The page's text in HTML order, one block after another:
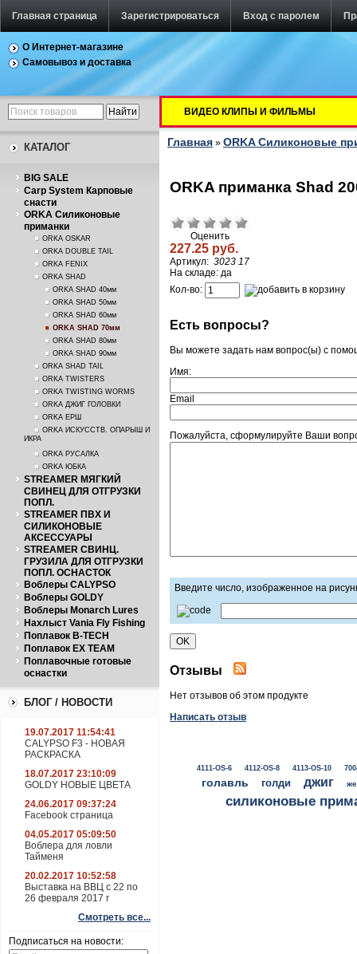
Главная страница Зарегистрироваться Вход с паролем
О Интернет-магазине
Самовывоз и доставка
КАТАЛОГ
BIG SALE
Carp System Карповые
снасти
ORKA Силиконовые
приманки
ORKA OSKAR
ORKA DOUBLE TAIL
ORKA FENIX
ORKA SHAD
ORKA SHAD 40мм
ORKA SHAD 50мм
ORKA SHAD 60мм
ORKA SHAD 70мм
ORKA SHAD 80мм
ORKA SHAD 90мм
ORKA SHAD TAIL
ORKA TWISTERS
ORKA TWISTING WORMS
ORKA ДЖИГ ГОЛОВКИ
ORKA ЕРШ
ORKA ИСКУССТВ. ОПАРЫШ И
ИКРА
ORKA РУСАЛКА
ORKA ЮБКА
STREAMER МЯГКИЙ
СВИНЕЦ ДЛЯ ОТГРУЗКИ
ПОПЛ.
STREAMER ПВХ И
СИЛИКОНОВЫЕ
АКСЕССУАРЫ
STREAMER СВИНЦ.
ГРУЗИЛА ДЛЯ ОТГРУЗКИ
ПОПЛ. ОСНАСТОК
Воблеры CALYPSO
Воблеры GOLDY
Воблеры Monarch Lures
Нахлыст Vania Fly Fishing
Поплавок B-TECH
Поплавок EX TEAM
Поплавочные готовые
оснастки
БЛОГ / НОВОСТИ
19.07.2017 11:54:41
CALYPSO F3 - НОВАЯ
РАСКРАСКА
18.07.2017 23:10:09
GOLDY НОВЫЕ ЦВЕТА
24.06.2017 09:37:24
Facebook страница
04.05.2017 05:09:50
Воблера для ловли
Тайменя
20.02.2017 10:52:58
Выставка на ВВЦ с 22 по
26 февраля 2017 г
Смотреть все...
Подписаться на новости:
ВИДЕО КЛИПЫ И ФИЛЬМЫ
Главная » ORKA Силиконовые
ORKA приманка Shad
Оценить
227.25 руб.
Артикул: 3023 17
На складе: да
Кол-во:
Есть вопросы?
Вы можете задать нам вопрос(ы) с
Имя:
Email
Пожалуйста, сформулируйте Ваши
Введите число, изображенное на
Отзывы
Нет отзывов об этом продукте
Написать отзыв
4111-OS-6 4112-OS-8 4113-OS-10
голавль голди джиг
силиконовые